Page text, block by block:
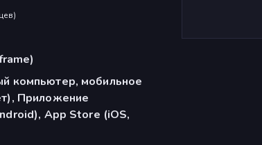
)
компьютер, мобильное
Приложение
App Store (iOS,